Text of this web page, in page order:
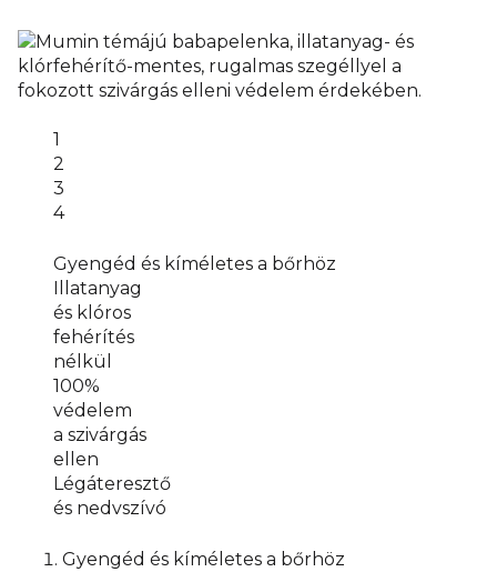
1
2
3
4
Gyengéd és kíméletes a bőrhöz
Illatanyag
és klóros
fehérítés
nélkül
100%
védelem
a szivárgás
ellen
Légáteresztő
és nedvszívó
Gyengéd és kíméletes a bőrhöz